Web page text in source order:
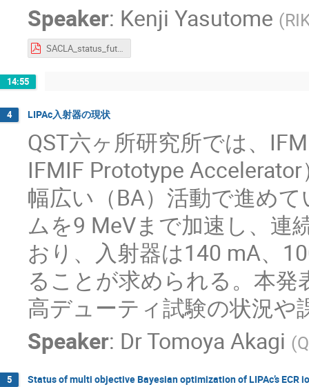
Speaker: Kenji Yasutome (
SACLA_status_future_beam_accelerator_machine_learning_2023.pdf
14:55
4 LIPAc入射器の現状
QST六ヶ所研究所では、
IFMIF Prototype
幅広い（BA）活動で進め
ムを9 MeVまで加速し、連
おり、入射器は140 mA、
ることが求められる。本発
高デューティ試験の状況
Speaker: DrTomoya Akagi (
5 Status of multi objective Bayesian optimization of LIPAc’s ECR